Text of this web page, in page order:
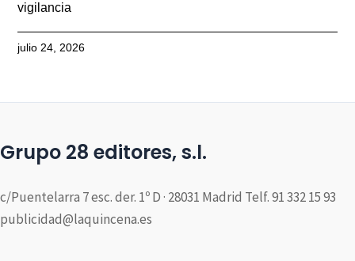
vigilancia
julio 24, 2026
Grupo 28 editores, s.l.
c/Puentelarra 7 esc. der. 1º D · 28031 Madrid Telf. 91 332 15 93
publicidad@laquincena.es